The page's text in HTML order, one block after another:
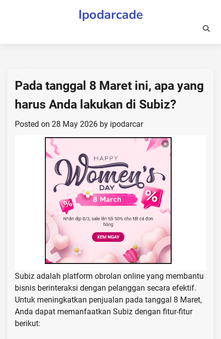
Ipodarcade
Pada tanggal 8 Maret ini, apa yang
harus Anda lakukan di Subiz?
Posted on 28 May 2026 by ipodarcar
Subiz adalah platform obrolan online yang membantu
bisnis berinteraksi dengan pelanggan secara efektif.
Untuk meningkatkan penjualan pada tanggal 8 Maret,
Anda dapat memanfaatkan Subiz dengan fitur-fitur
berikut: